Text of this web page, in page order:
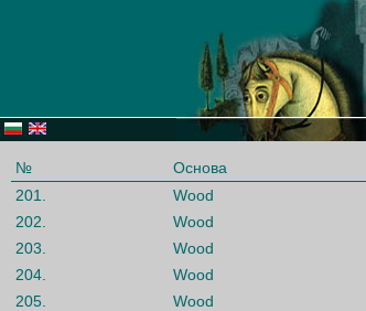
№ Основа
201.
Wood
202.
Wood
203.
Wood
204.
Wood
205.
Wood